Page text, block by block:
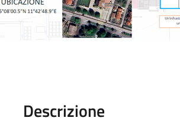
Descrizione